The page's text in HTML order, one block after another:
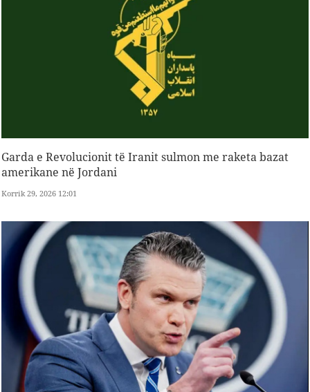
Garda e Revolucionit të Iranit sulmon me raketa bazat
amerikane në Jordani
Korrik 29, 2026 12:01